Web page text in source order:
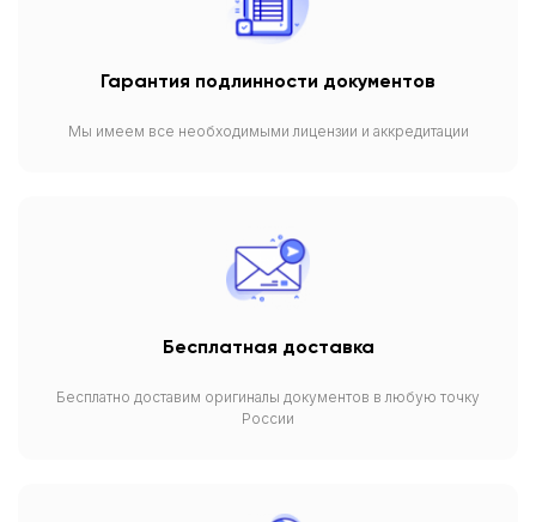
Гарантия подлинности документов
Мы имеем все необходимыми лицензии и аккредитации
Бесплатная доставка
Бесплатно доставим оригиналы документов в любую точку
России